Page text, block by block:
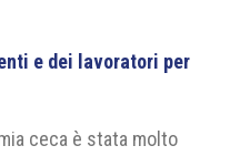
e dei lavoratori per
ceca è stata molto